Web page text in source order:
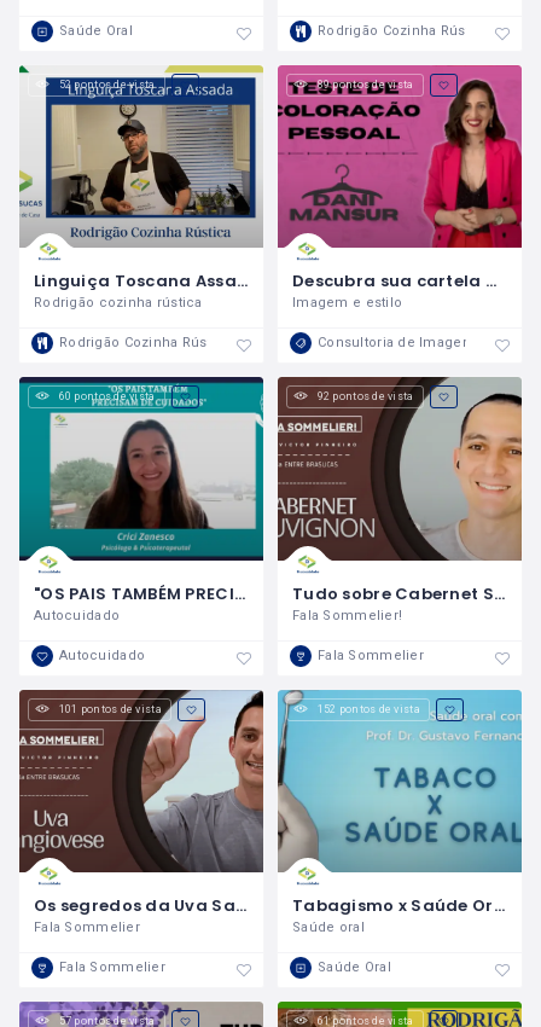
Saúde Oral Rodrigão Cozinha Rústica
52 pontos de vista
Linguiça Toscana Assada no Forno - Rodrigão Cozinha Rústica - Entre Brasucas
Rodrigão cozinha rústica
Rodrigão Cozinha Rústica
89 pontos de vista
Descubra sua cartela de cores! Teste de Coloração Pessoal by Dani Mansur
Imagem e estilo
Consultoria de Imagem e Estilo
60 pontos de vista
"OS PAIS TAMBÉM PRECISAM DE CUIDADOS"
Autocuidado
Autocuidado
92 pontos de vista
Tudo sobre Cabernet Sauvignon
Fala Sommelier!
Fala Sommelier
101 pontos de vista
Os segredos da Uva Sangiovese
Fala Sommelier
Fala Sommelier
152 pontos de vista
Tabagismo x Saúde Oral
Saúde oral
Saúde Oral
57 pontos de vista 61 pontos de vista